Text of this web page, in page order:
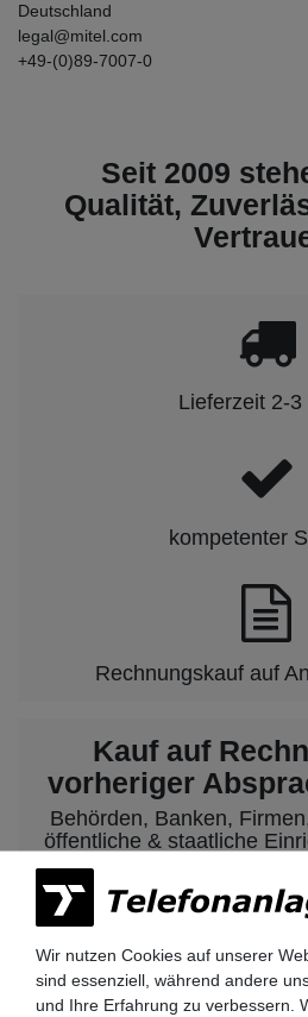
Deutschland
legal@mitel.com
+49-(0)89-7007-0
Seit 2009
Qualität,
Lieferzeit 2-3
kompetenter
Rechnungskauf auf
Kauf auf
vorheriger
Behörden, Banken,
öffentliche & staatliche
Universitäten und Institute
Rechnung
Nehmen Sie dazu einfach
Wir nutzen Cookies auf unserer
sind essenziell, während andere
und Ihre Erfahrung zu verbessern.